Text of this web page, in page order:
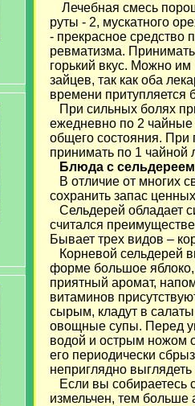
Лечебная смесь
руты - 2, мускатного
- прекрасное средство
ревматизма.
горький вкус. Можно
зайцев, так как оба
времени притупляется
При сильных болях
ежедневно по 2 чайные
общего состояния. При
принимать по 1 чайной
Блюда с
В отличие от многих
сохранить запас
Сельдерей обладает
считался
Бывает трех видов –
Корневой сельдерей
форме большое яблоко,
приятный аромат,
витаминов
сырым, кладут в
овощные супы. Перед
водой и острым ножом
его периодически
неприглядно выглядеть
Если вы собираетесь
измельчен, тем больше